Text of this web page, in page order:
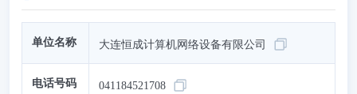
单位名称 大连恒成计算机网络设备有限公司
电话号码 041184521708